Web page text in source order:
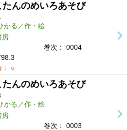
たんのめいろあそび
かる／作・絵
房
巻次： 0004
○
たんのめいろあそび
かる／作・絵
房
巻次： 0003